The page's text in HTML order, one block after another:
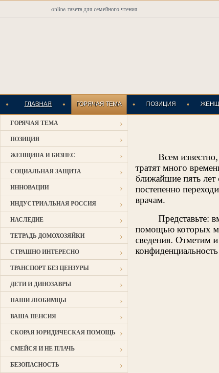
online-газета для семейного чтения
• ГЛАВНАЯ • ГОРЯЧАЯ ТЕМА • ПОЗИЦИЯ •
ИНДУСТРИАЛЬНАЯ
ГОРЯЧАЯ ТЕМА ›
ПОЗИЦИЯ ›
ЖЕНЩИНА И БИЗНЕС ›
СОЦИАЛЬНАЯ ЗАЩИТА ›
ИННОВАЦИИ ›
ИНДУСТРИАЛЬНАЯ РОССИЯ ›
НАСЛЕДИЕ ›
ТЕТРАДЬ ДОМОХОЗЯЙКИ ›
СТРАШНО ИНТЕРЕСНО ›
ТРАНСПОРТ БЕЗ ЦЕНЗУРЫ ›
ДЕТИ И ДИНОЗАВРЫ ›
НАШИ ЛЮБИМЦЫ ›
ВАША ПЕНСИЯ ›
СКОРАЯ ЮРИДИЧЕСКАЯ ПОМОЩЬ ›
СМЕЙСЯ И НЕ ПЛАЧЬ ›
БЕЗОПАСНОСТЬ ›
Всем
тратят много
ближайшие пять лет
постепенно
врачам.
Представьте:
помощью которых
сведения. Отметим